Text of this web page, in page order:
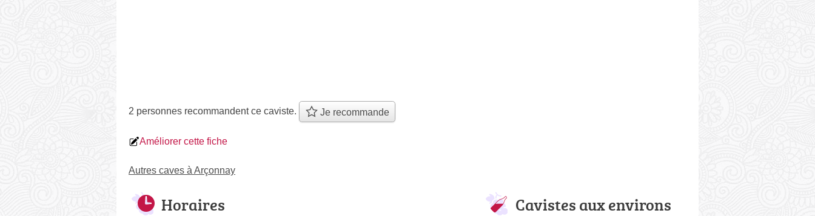
2 personnes recommandentce caviste. Je recommande
Améliorer cette fiche
Autres caves à Arçonnay
Horaires Cavistes aux environs